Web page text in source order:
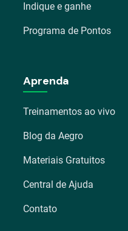
Indique e ganhe
Programa de Pontos
Aprenda
Treinamentos ao vivo
Blog da Aegro
Materiais Gratuitos
Central de Ajuda
Contato